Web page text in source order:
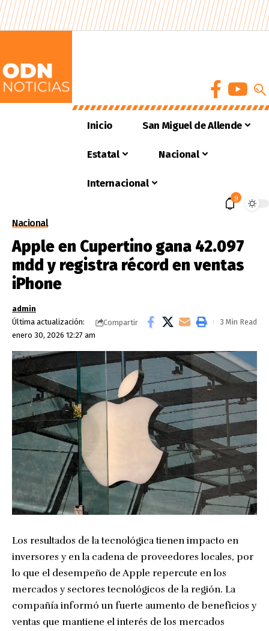
Inicio San Miguel de Allende
Estatal Nacional
Internacional
9
Nacional
Apple en Cupertino gana 42.097
mdd y registra récord en ventas
iPhone
Última actualización:
enero 30, 2026 12:27 am
admin
Compartir
3 Min Read
Los resultados de la tecnológica tienen impacto en
inversores y en la cadena de proveedores locales, por
lo que el desempeño de Apple repercute en los
mercados y sectores tecnológicos de la región. La
compañía informó un fuerte aumento de beneficios y
ventas que mantiene el interés de los mercados